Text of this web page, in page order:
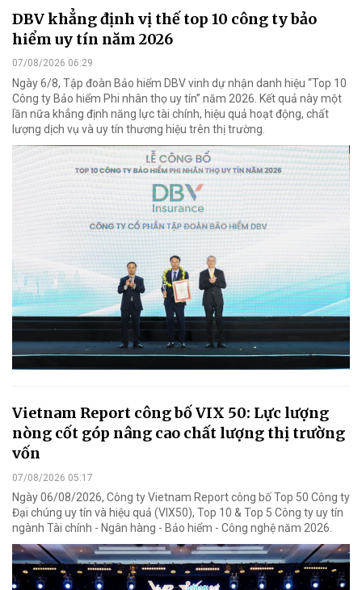
DBV khẳng định vị thế top 10 công ty bảo
hiểm uy tín năm 2026
07/08/2026 06:29
Ngày 6/8, Tập đoàn Bảo hiểm DBV vinh dự nhận danh hiệu “Top 10
Công ty Bảo hiểm Phi nhân thọ uy tín” năm 2026. Kết quả này một
lần nữa khẳng định năng lực tài chính, hiệu quả hoạt động, chất
lượng dịch vụ và uy tín thương hiệu trên thị trường.
Vietnam Report công bố VIX 50: Lực lượng
nòng cốt góp nâng cao chất lượng thị trường
vốn
07/08/2026 05:17
Ngày 06/08/2026, Công ty Vietnam Report công bố Top 50 Công ty
Đại chúng uy tín và hiệu quả (VIX50), Top 10 & Top 5 Công ty uy tín
ngành Tài chính - Ngân hàng - Bảo hiểm - Công nghệ năm 2026.